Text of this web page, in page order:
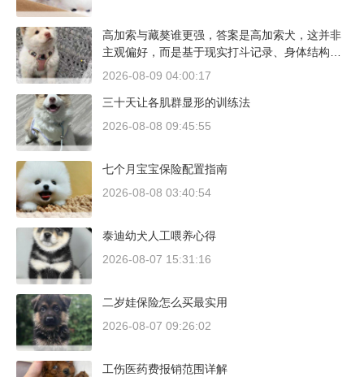
高加索与藏獒谁更强，答案是高加索犬，这并非
主观偏好，而是基于现实打斗记录、身体结构与
工作性能得出的结论。若将两者置于同等体重级
犬拥有压倒性的胜率。
2026-08-09 04:00:17
三十天让各肌群显形的训练法
2026-08-08 09:45:55
七个月宝宝保险配置指南
2026-08-08 03:40:54
泰迪幼犬人工喂养心得
2026-08-07 15:31:16
二岁娃保险怎么买最实用
2026-08-07 09:26:02
工伤医药费报销范围详解